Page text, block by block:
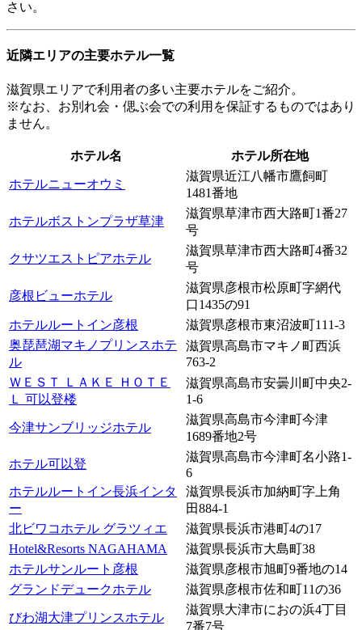
さい。
近隣エリアの主要ホテル一覧
滋賀県エリアで利用者の多い主要ホテルをご紹介。
※なお、お別れ会・偲ぶ会での利用を保証するものではあり
ません。
ホテル名 ホテル所在地
ホテルニューオウミ
滋賀県近江八幡市鷹飼町
1481番地
ホテルボストンプラザ草津
滋賀県草津市西大路町1番27
号
クサツエストピアホテル
滋賀県草津市西大路町4番32
号
彦根ビューホテル
滋賀県彦根市松原町字網代
口1435の91
ホテルルートイン彦根
滋賀県彦根市東沼波町111-3
奥琵琶湖マキノプリンスホテ
ル
滋賀県高島市マキノ町西浜
763-2
ＷＥＳＴ ＬＡＫＥ ＨＯＴＥ
Ｌ 可以登楼
滋賀県高島市安曇川町中央2-
1-6
今津サンブリッジホテル
滋賀県高島市今津町今津
1689番地2号
ホテル可以登
滋賀県高島市今津町名小路1-
6
ホテルルートイン長浜インタ
ー
滋賀県長浜市加納町字上角
田884-1
北ビワコホテル グラツィエ
滋賀県長浜市港町4の17
Hotel&Resorts NAGAHAMA
滋賀県長浜市大島町38
ホテルサンルート彦根
滋賀県彦根市旭町9番地の14
グランドデュークホテル
滋賀県彦根市佐和町11の36
びわ湖大津プリンスホテル
滋賀県大津市におの浜4丁目
7番7号